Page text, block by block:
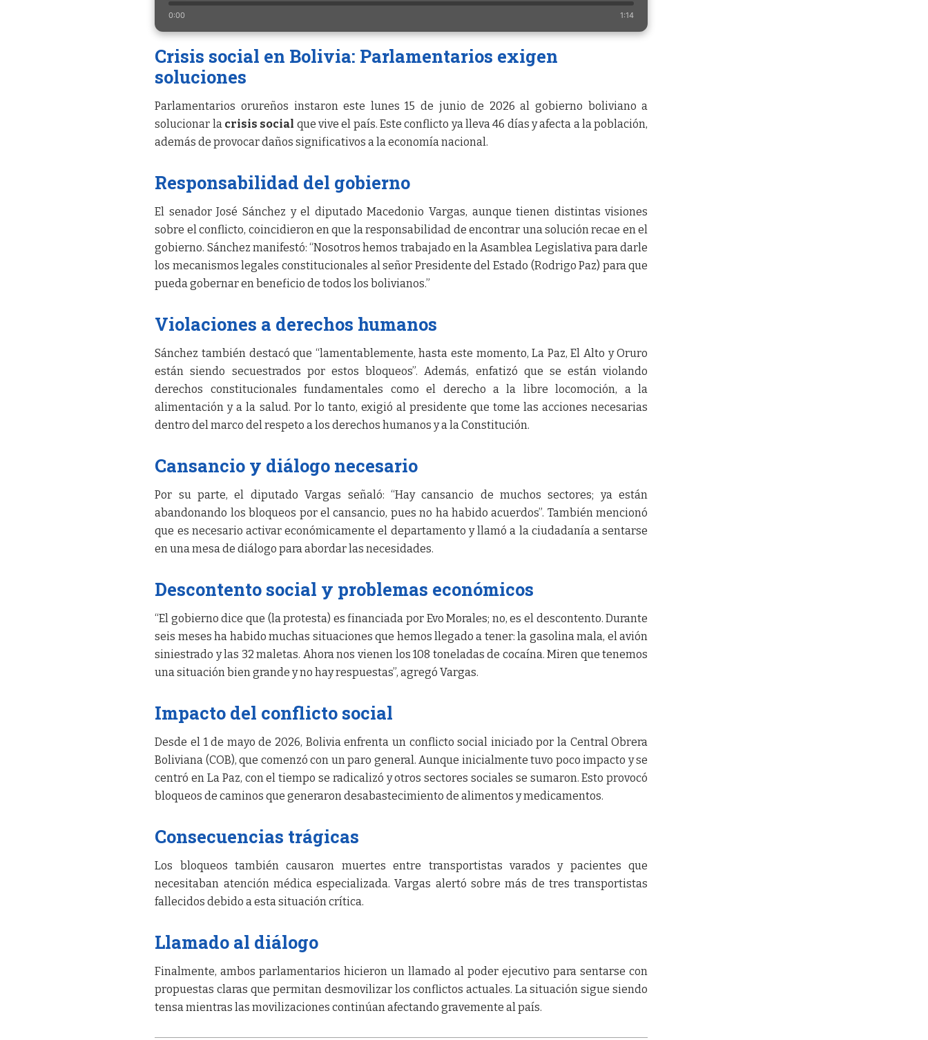
0:00 1:14
Crisis social en Bolivia: Parlamentarios exigen
soluciones
Parlamentarios orureños instaron este lunes 15 de junio de 2026 al gobierno boliviano a
solucionar la crisis social que vive el país. Este conflicto ya lleva 46 días y afecta a la población,
además de provocar daños significativos a la economía nacional.
Responsabilidad del gobierno
El senador José Sánchez y el diputado Macedonio Vargas, aunque tienen distintas visiones
sobre el conflicto, coincidieron en que la responsabilidad de encontrar una solución recae en el
gobierno. Sánchez manifestó: “Nosotros hemos trabajado en la Asamblea Legislativa para darle
los mecanismos legales constitucionales al señor Presidente del Estado (Rodrigo Paz) para que
pueda gobernar en beneficio de todos los bolivianos.”
Violaciones a derechos humanos
Sánchez también destacó que “lamentablemente, hasta este momento, La Paz, El Alto y Oruro
están siendo secuestrados por estos bloqueos”. Además, enfatizó que se están violando
derechos constitucionales fundamentales como el derecho a la libre locomoción, a la
alimentación y a la salud. Por lo tanto, exigió al presidente que tome las acciones necesarias
dentro del marco del respeto a los derechos humanos y a la Constitución.
Cansancio y diálogo necesario
Por su parte, el diputado Vargas señaló: “Hay cansancio de muchos sectores; ya están
abandonando los bloqueos por el cansancio, pues no ha habido acuerdos”. También mencionó
que es necesario activar económicamente el departamento y llamó a la ciudadanía a sentarse
en una mesa de diálogo para abordar las necesidades.
Descontento social y problemas económicos
“El gobierno dice que (la protesta) es financiada por Evo Morales; no, es el descontento. Durante
seis meses ha habido muchas situaciones que hemos llegado a tener: la gasolina mala, el avión
siniestrado y las 32 maletas. Ahora nos vienen los 108 toneladas de cocaína. Miren que tenemos
una situación bien grande y no hay respuestas”, agregó Vargas.
Impacto del conflicto social
Desde el 1 de mayo de 2026, Bolivia enfrenta un conflicto social iniciado por la Central Obrera
Boliviana (COB), que comenzó con un paro general. Aunque inicialmente tuvo poco impacto y se
centró en La Paz, con el tiempo se radicalizó y otros sectores sociales se sumaron. Esto provocó
bloqueos de caminos que generaron desabastecimiento de alimentos y medicamentos.
Consecuencias trágicas
Los bloqueos también causaron muertes entre transportistas varados y pacientes que
necesitaban atención médica especializada. Vargas alertó sobre más de tres transportistas
fallecidos debido a esta situación crítica.
Llamado al diálogo
Finalmente, ambos parlamentarios hicieron un llamado al poder ejecutivo para sentarse con
propuestas claras que permitan desmovilizar los conflictos actuales. La situación sigue siendo
tensa mientras las movilizaciones continúan afectando gravemente al país.